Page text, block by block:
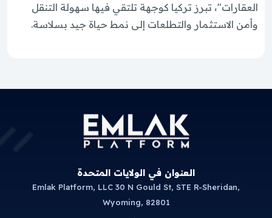
العقارات"، تبرز تركيا كوجهة تلتقي فيها سهولة التنقل
وأمن الاستثمار والتطلعات إلى نمط حياة جيد بسلاسة.
العنوان في الولايات المتحدة
Emlak Platform, LLC 30 N Gould St, STE R-Sheridan,
Wyoming, 82801